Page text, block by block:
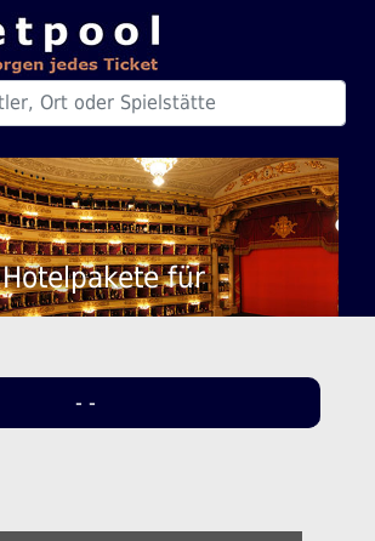
Hotelpakete für
- -